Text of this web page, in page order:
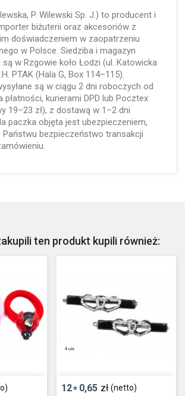
P. Wilewski Sp. J.) to producent i
biżuterii oraz akcesoriów z
doświadczeniem w zaopatrzeniu
w Polsce. Siedziba i magazyn
w Rzgowie koło Łodzi (ul. Katowicka
PTAK (Hala G, Box 114–115).
są w ciągu 2 dni roboczych od
płatności, kurierami DPD lub Pocztex
19–23 zł), z dostawą w 1–2 dni
paczka objęta jest ubezpieczeniem,
Państwu bezpieczeństwo transakcji
ten produkt kupili również:
12* 0,65 zł (netto)